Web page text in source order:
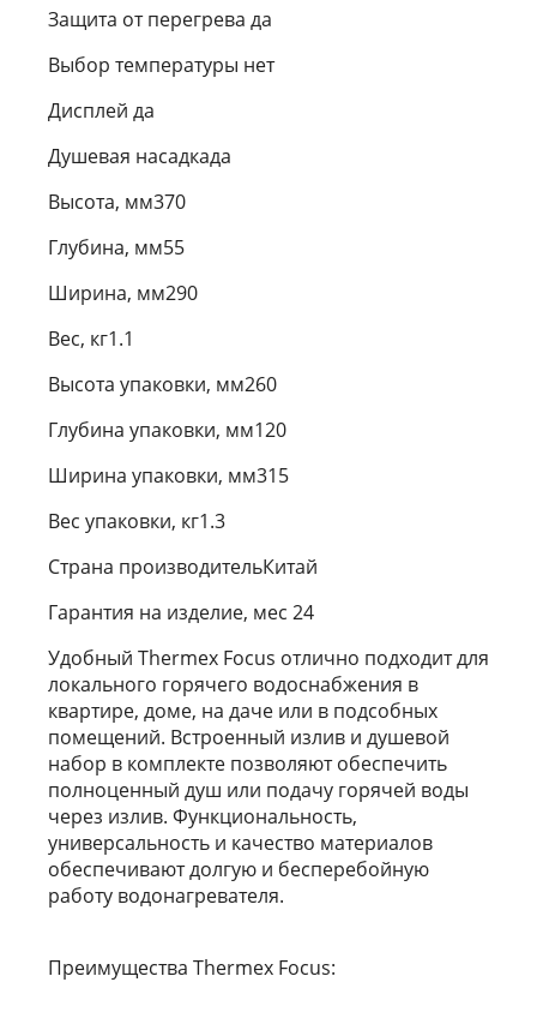
Защита от перегрева да
Выбор температуры нет
Дисплей да
Душевая насадкада
Высота, мм370
Глубина, мм55
Ширина, мм290
Вес, кг1.1
Высота упаковки, мм260
Глубина упаковки, мм120
Ширина упаковки, мм315
Вес упаковки, кг1.3
Страна производительКитай
Гарантия на изделие, мес 24
Удобный Thermex Focus отлично подходит для
локального горячего водоснабжения в
квартире, доме, на даче или в подсобных
помещений. Встроенный излив и душевой
набор в комплекте позволяют обеспечить
полноценный душ или подачу горячей воды
через излив. Функциональность,
универсальность и качество материалов
обеспечивают долгую и бесперебойную
работу водонагревателя.
Преимущества Thermex Focus: